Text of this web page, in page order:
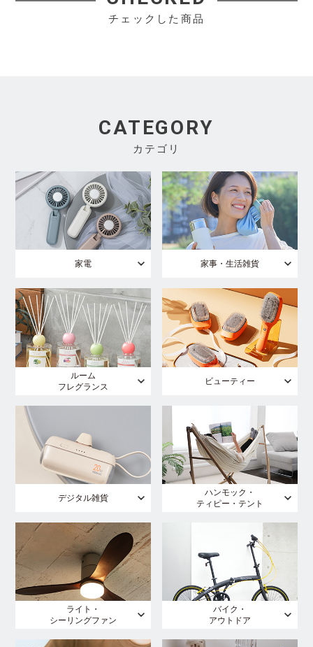
チェックした商品
CATEGORY
カテゴリ
家電 家事・生活雑貨
ルーム
フレグランス
ビューティー
デジタル雑貨
ハンモック・
ティピー・テント
ライト・
シーリングファン
バイク・
アウトドア